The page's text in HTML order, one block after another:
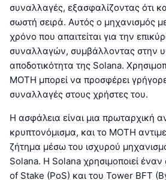
συναλλαγές, εξασφαλίζοντας ότι
σωστή σειρά. Αυτός ο μηχανισμός
χρόνο που απαιτείται για την
συναλλαγών, συμβάλλοντας στην
αποδοτικότητα της Solana.
MOTH μπορεί να προσφέρει
συναλλαγές στους χρήστες του.
Η ασφάλεια είναι μια πρωταρχική
κρυπτονόμισμα, και το MOTH
ζήτημα μέσω του ισχυρού
Solana. Η Solana χρησιμοποιεί
of Stake (PoS) και του Tower BFT